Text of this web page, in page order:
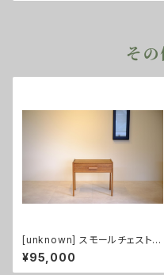
その
[unknown] スモールチェスト
チーク
¥95,000